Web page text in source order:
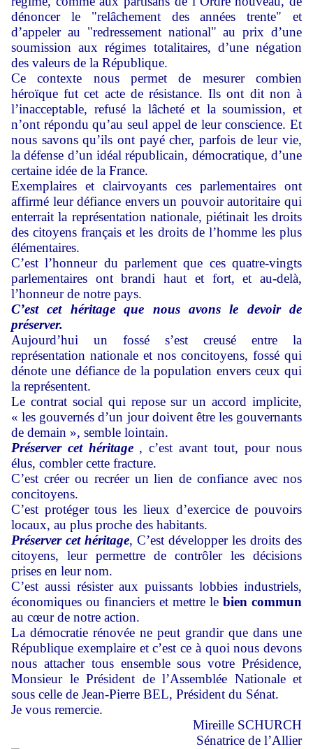
dénoncer le "relâchement des années trente" et
d’appeler au "redressement national" au prix d’une
soumission aux régimes totalitaires, d’une négation
des valeurs de la République.
Ce contexte nous permet de mesurer combien
héroïque fut cet acte de résistance. Ils ont dit non à
l’inacceptable, refusé la lâcheté et la soumission, et
n’ont répondu qu’au seul appel de leur conscience. Et
nous savons qu’ils ont payé cher, parfois de leur vie,
la défense d’un idéal républicain, démocratique, d’une
certaine idée de la France.
Exemplaires et clairvoyants ces parlementaires ont
affirmé leur défiance envers un pouvoir autoritaire qui
enterrait la représentation nationale, piétinait les droits
des citoyens français et les droits de l’homme les plus
élémentaires.
C’est l’honneur du parlement que ces quatre-vingts
parlementaires ont brandi haut et fort, et au-delà,
l’honneur de notre pays.
C’est cet héritage que nous avons le devoir de
préserver.
Aujourd’hui un fossé s’est creusé entre la
représentation nationale et nos concitoyens, fossé qui
dénote une défiance de la population envers ceux qui
la représentent.
Le contrat social qui repose sur un accord implicite,
« les gouvernés d’un jour doivent être les gouvernants
de demain », semble lointain.
Préserver cet héritage , c’est avant tout, pour nous
élus, combler cette fracture.
C’est créer ou recréer un lien de confiance avec nos
concitoyens.
C’est protéger tous les lieux d’exercice de pouvoirs
locaux, au plus proche des habitants.
Préserver cet héritage, C’est développer les droits des
citoyens, leur permettre de contrôler les décisions
prises en leur nom.
C’est aussi résister aux puissants lobbies industriels,
économiques ou financiers et mettre le bien commun
au cœur de notre action.
La démocratie rénovée ne peut grandir que dans une
République exemplaire et c’est ce à quoi nous devons
nous attacher tous ensemble sous votre Présidence,
Monsieur le Président de l’Assemblée Nationale et
sous celle de Jean-Pierre BEL, Président du Sénat.
Je vous remercie.
Mireille SCHURCH
Sénatrice de l’Allier